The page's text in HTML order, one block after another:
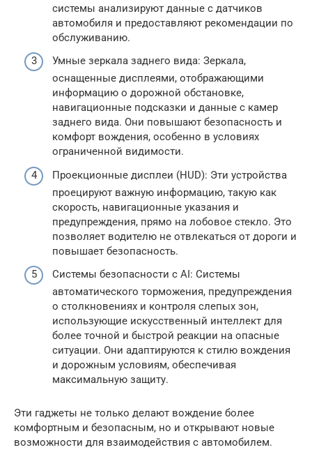
системы анализируют данные с датчиков
автомобиля и предоставляют рекомендации по
обслуживанию.
Умные зеркала заднего вида: Зеркала,
оснащенные дисплеями, отображающими
информацию о дорожной обстановке,
навигационные подсказки и данные с камер
заднего вида. Они повышают безопасность и
комфорт вождения, особенно в условиях
ограниченной видимости.
Проекционные дисплеи (HUD): Эти устройства
проецируют важную информацию, такую как
скорость, навигационные указания и
предупреждения, прямо на лобовое стекло. Это
позволяет водителю не отвлекаться от дороги и
повышает безопасность.
Системы безопасности с AI: Системы
автоматического торможения, предупреждения
о столкновениях и контроля слепых зон,
использующие искусственный интеллект для
более точной и быстрой реакции на опасные
ситуации. Они адаптируются к стилю вождения
и дорожным условиям, обеспечивая
максимальную защиту.
Эти гаджеты не только делают вождение более
комфортным и безопасным, но и открывают новые
возможности для взаимодействия с автомобилем.